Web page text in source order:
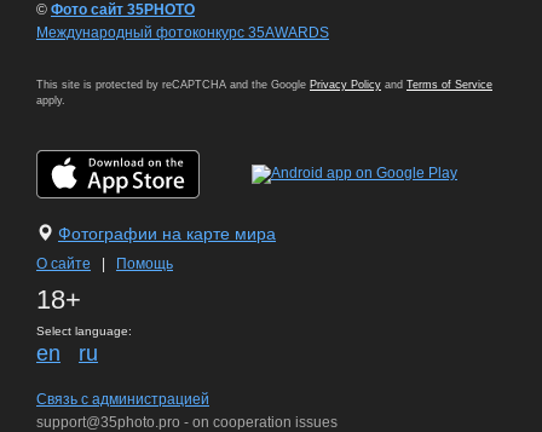
© Фото сайт 35PHOTO
Международный фотоконкурс 35AWARDS
This site is protected by reCAPTCHA and the Google Privacy Policy and Terms of Service
apply.
Фотографии на карте мира
О сайте Помощь
18+
Select language:
en ru
Связь с администрацией
support@35photo.pro - on cooperation issues